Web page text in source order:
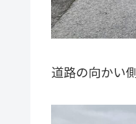
道路の向かい